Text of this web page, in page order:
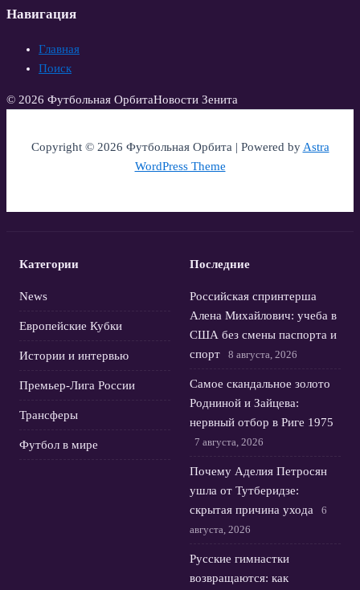
Навигация
Главная
Поиск
© 2026 Футбольная ОрбитаНовости Зенита
Copyright © 2026 Футбольная Орбита | Powered byAstra
WordPress Theme
Категории
News
Европейские Кубки
Истории и интервью
Премьер-Лига России
Трансферы
Футбол в мире
Последние
Российская спринтерша
Алена Михайлович: учеба в
США без смены паспорта и
спорт
8 августа, 2026
Самое скандальное золото
Родниной и Зайцева:
нервный отбор в Риге 1975
7 августа, 2026
Почему Аделия Петросян
ушла от Тутберидзе:
скрытая причина ухода
6
августа, 2026
Русские гимнастки
возвращаются: как